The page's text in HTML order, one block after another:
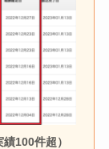
績100件超）